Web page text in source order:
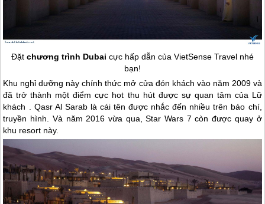
Đặt chương trình Dubai cực hấp dẫn của VietSense Travel nhé
bạn!
Khu nghỉ dưỡng này chính thức mở cửa đón khách vào năm 2009 và
đã trở thành một điểm cực hot thu hút được sự quan tâm của Lữ
khách . Qasr Al Sarab là cái tên được nhắc đến nhiều trên báo chí,
truyền hình. Và năm 2016 vừa qua, Star Wars 7 còn được quay ở
khu resort này.